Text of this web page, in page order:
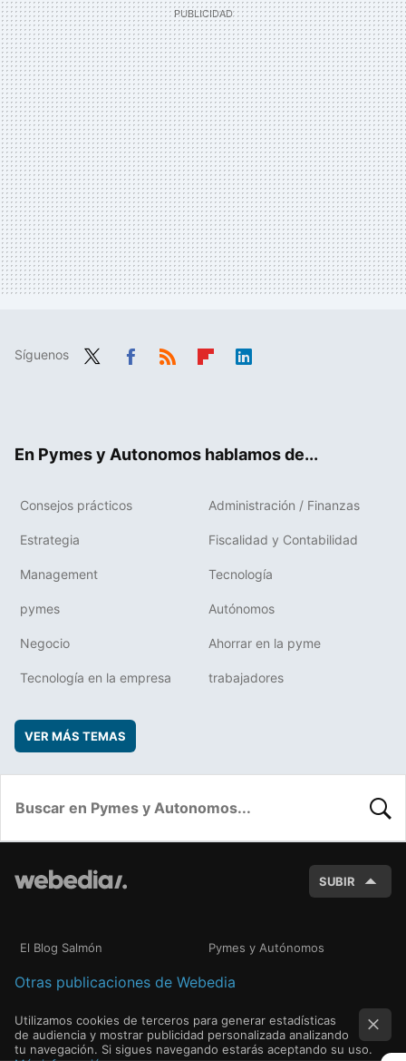
Síguenos
En Pymes y Autonomos hablamos de...
Consejos prácticos Administración / Finanzas
Estrategia Fiscalidad y Contabilidad
Management Tecnología
pymes Autónomos
Negocio Ahorrar en la pyme
Tecnología en la empresa trabajadores
VER MÁS TEMAS
SUBIR
El Blog Salmón Pymes y Autónomos
Otras publicaciones de Webedia
Utilizamos cookies de terceros para generar estadísticas
de audiencia y mostrar publicidad personalizada analizando
tu navegación. Si sigues navegando estarás aceptando su uso.